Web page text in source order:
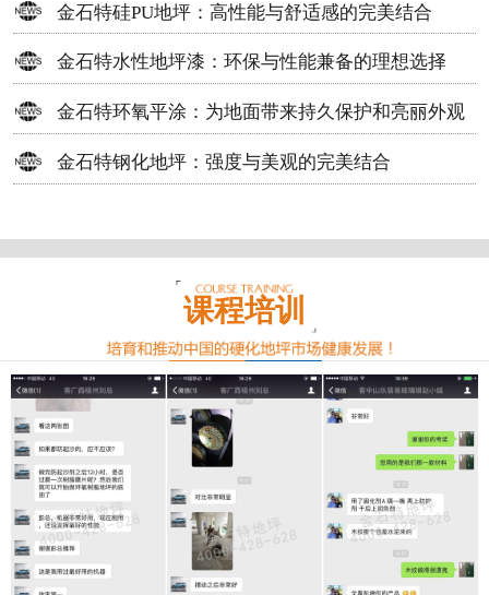
金石特硅PU地坪：高性能与舒适感的完美结合
金石特水性地坪漆：环保与性能兼备的理想选择
金石特环氧平涂：为地面带来持久保护和亮丽外观
金石特钢化地坪：强度与美观的完美结合
课程培训